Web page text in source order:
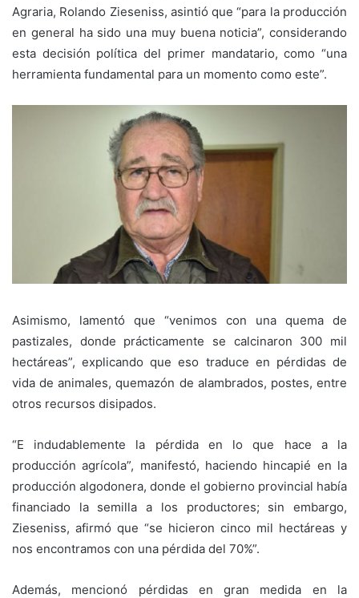
Agraria, Rolando Zieseniss, asintió que “para la producción
en general ha sido una muy buena noticia”, considerando
esta decisión política del primer mandatario, como “una
herramienta fundamental para un momento como este”.
Asimismo, lamentó que “venimos con una quema de
pastizales, donde prácticamente se calcinaron 300 mil
hectáreas”, explicando que eso traduce en pérdidas de
vida de animales, quemazón de alambrados, postes, entre
otros recursos disipados.
“E indudablemente la pérdida en lo que hace a la
producción agrícola”, manifestó, haciendo hincapié en la
producción algodonera, donde el gobierno provincial había
financiado la semilla a los productores; sin embargo,
Zieseniss, afirmó que “se hicieron cinco mil hectáreas y
nos encontramos con una pérdida del 70%”.
Además, mencionó pérdidas en gran medida en la